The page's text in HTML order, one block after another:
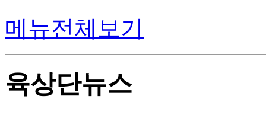
메뉴전체보기
육상단뉴스